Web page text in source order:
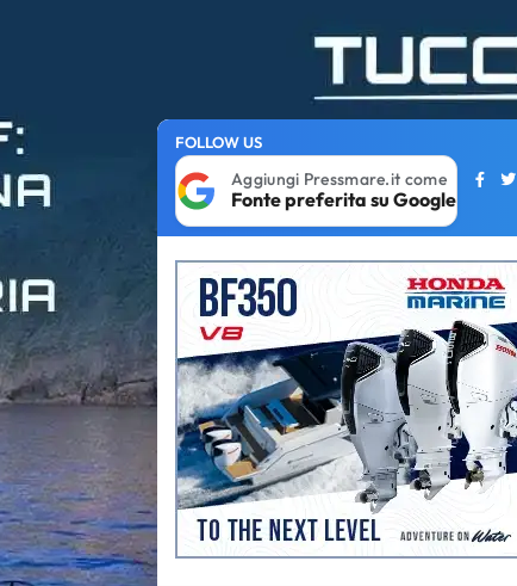
FOLLOW US
Aggiungi Pressmare.it come
Fonte preferita su Google